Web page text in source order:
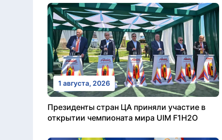
1 августа, 2026
Президенты стран ЦА приняли участие в
открытии чемпионата мира UIM F1H2O